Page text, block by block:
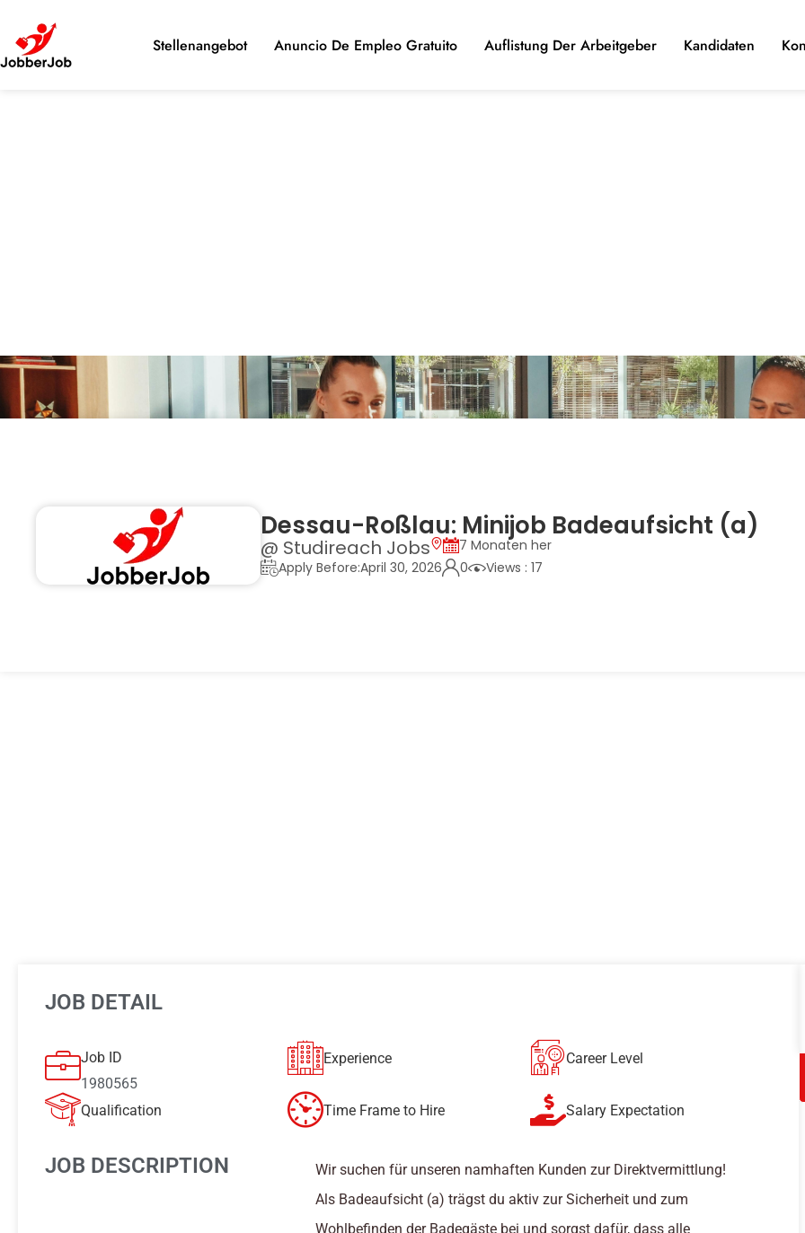
Stellenangebot Anuncio De Empleo Gratuito Auflistung Der Arbeitgeber Kandidaten
Dessau-Roßlau: Minijob Badeaufsicht (a)
@ Studireach Jobs
7 Monaten her
Apply Before:April 30, 2026
0 Views : 17
JOB DETAIL
Job ID
1980565
Experience Career Level
Qualification Time Frame to Hire Salary Expectation
JOB DESCRIPTION
Wir suchen für unseren namhaften Kunden zur Direktvermittlung!
Als Badeaufsicht (a) trägst du aktiv zur Sicherheit und zum
Wohlbefinden der Badegäste bei und sorgst dafür, dass alle